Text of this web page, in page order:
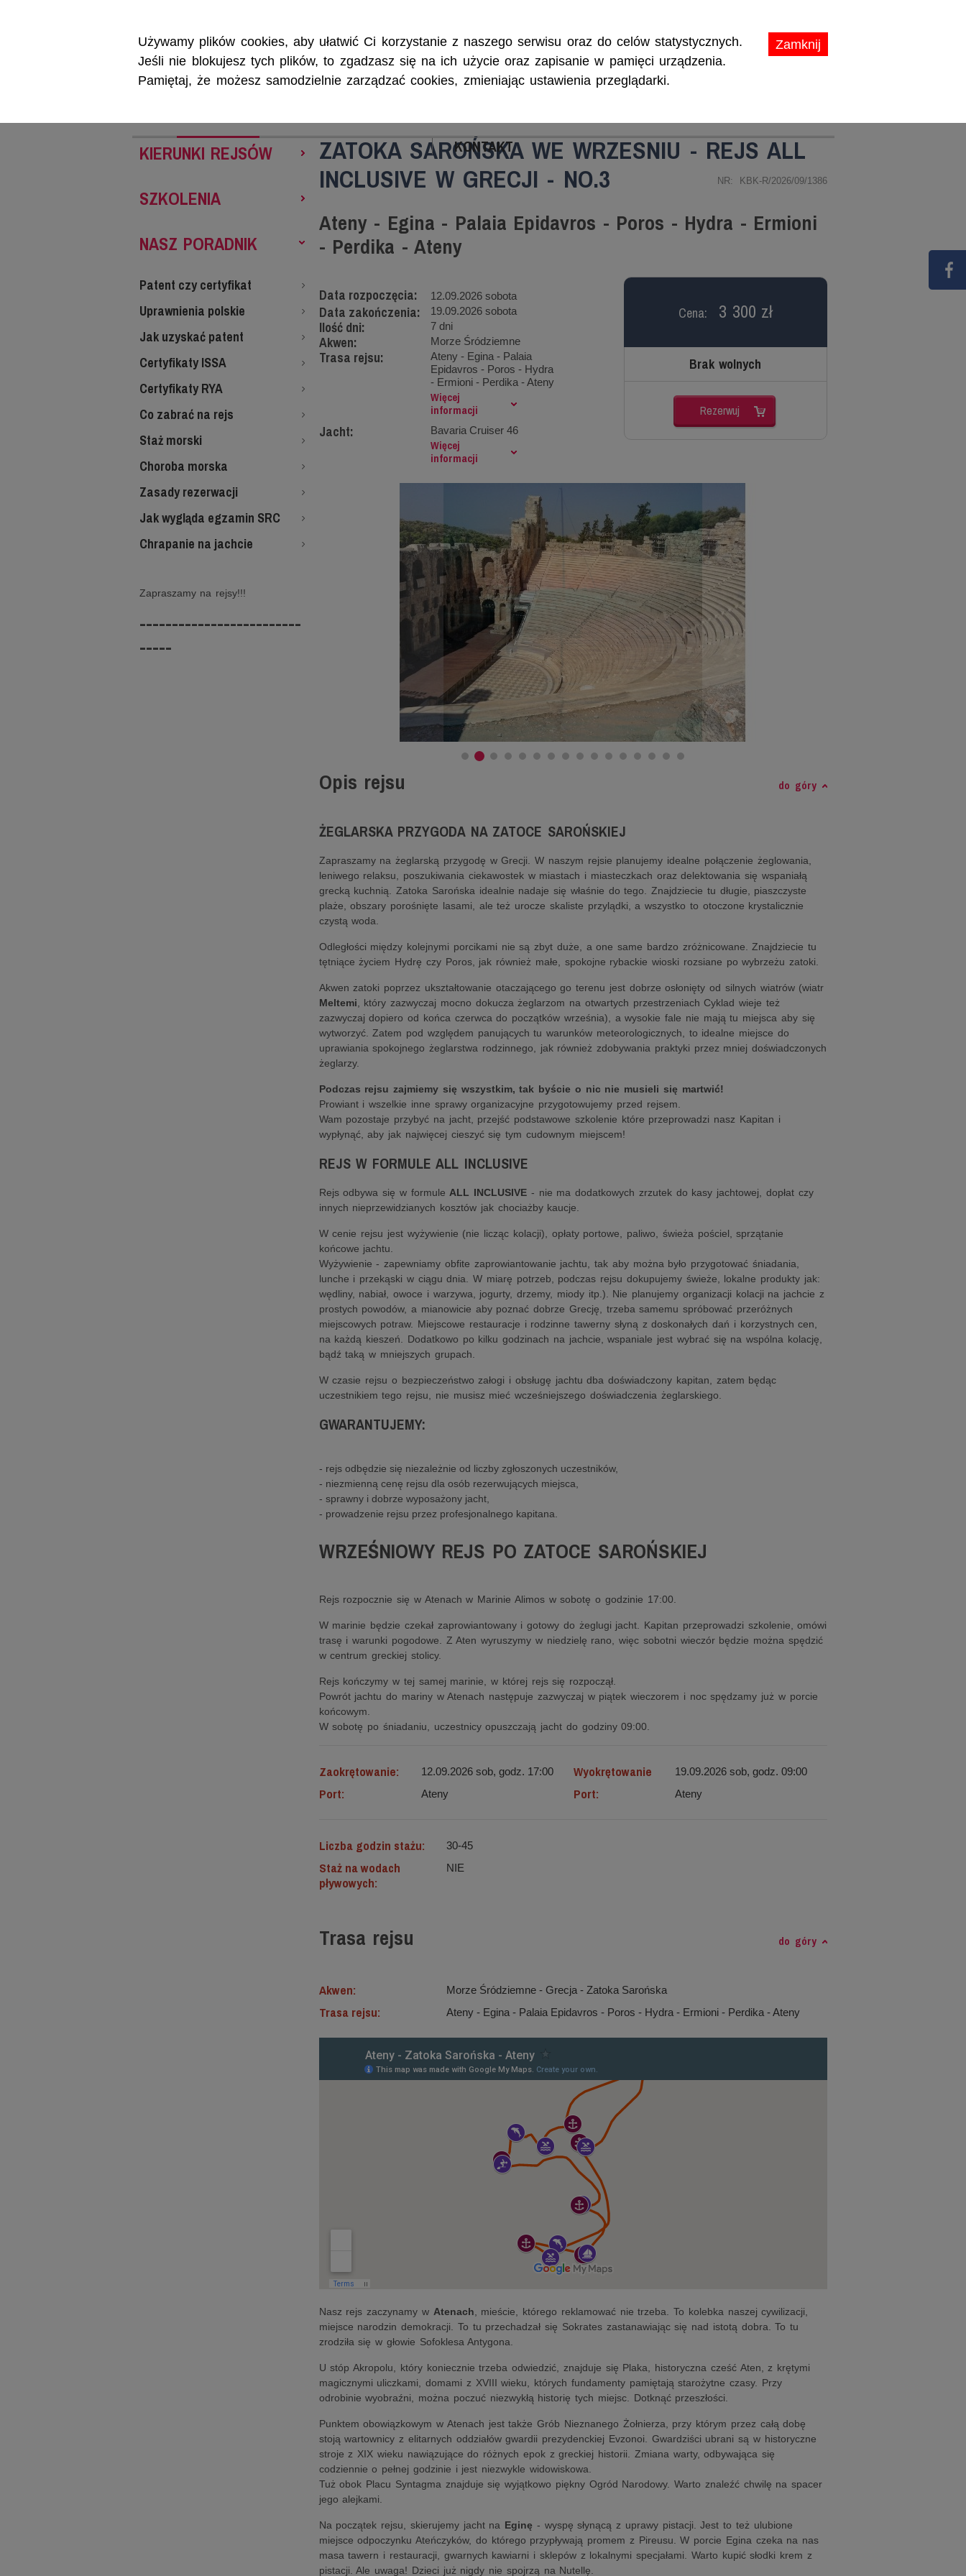
Zamknij
Używamy plików cookies, aby ułatwić Ci korzystanie z naszego serwisu oraz do celów statystycznych.
Jeśli nie blokujesz tych plików, to zgadzasz się na ich użycie oraz zapisanie w pamięci urządzenia.
Pamiętaj, że możesz samodzielnie zarządzać cookies, zmieniając ustawienia przeglądarki.
KONTAKT
Rejsy morskie i śródlądowe, szkolenia żeglarskie, patenty i certyfikaty.
ZATOKA SAROŃSKA WE WRZESNIU - REJS ALL
INCLUSIVE W GRECJI - NO.3
NR: KBK-R/2026/09/1386
Ateny - Egina - Palaia Epidavros - Poros - Hydra - Ermioni
- Perdika - Ateny
Data rozpoczęcia: 12.09.2026 sobota
Data zakończenia: 19.09.2026 sobota
Ilość dni: 7 dni
Akwen: Morze Śródziemne
Trasa rejsu:
Ateny - Egina - Palaia
Epidavros - Poros - Hydra
- Ermioni - Perdika - Ateny
Więcej
informacji
Jacht: Bavaria Cruiser 46
Więcej
informacji
Cena: 3 300 zł
Brak wolnych
Rezerwuj
Opis rejsu do góry
ŻEGLARSKA PRZYGODA NA ZATOCE SAROŃSKIEJ
Zapraszamy na żeglarską przygodę w Grecji. W naszym rejsie planujemy idealne połączenie żeglowania,
leniwego relaksu, poszukiwania ciekawostek w miastach i miasteczkach oraz delektowania się wspaniałą
grecką kuchnią. Zatoka Sarońska idealnie nadaje się właśnie do tego. Znajdziecie tu długie, piaszczyste
plaże, obszary porośnięte lasami, ale też urocze skaliste przylądki, a wszystko to otoczone krystalicznie
czystą woda.
Odległości między kolejnymi porcikami nie są zbyt duże, a one same bardzo zróżnicowane. Znajdziecie tu
tętniące życiem Hydrę czy Poros, jak również małe, spokojne rybackie wioski rozsiane po wybrzeżu zatoki.
Akwen zatoki poprzez ukształtowanie otaczającego go terenu jest dobrze osłonięty od silnych wiatrów (wiatr
Meltemi , który zazwyczaj mocno dokucza żeglarzom na otwartych przestrzeniach Cyklad wieje też
zazwyczaj dopiero od końca czerwca do początków września), a wysokie fale nie mają tu miejsca aby się
wytworzyć. Zatem pod względem panujących tu warunków meteorologicznych, to idealne miejsce do
uprawiania spokojnego żeglarstwa rodzinnego, jak również zdobywania praktyki przez mniej doświadczonych
żeglarzy.
Podczas rejsu zajmiemy się wszystkim, tak byście o nic nie musieli się martwić!
Prowiant i wszelkie inne sprawy organizacyjne przygotowujemy przed rejsem.
Wam pozostaje przybyć na jacht, przejść podstawowe szkolenie które przeprowadzi nasz Kapitan i
wypłynąć, aby jak najwięcej cieszyć się tym cudownym miejscem!
REJS W FORMULE ALL INCLUSIVE
Rejs odbywa się w formule ALL INCLUSIVE - nie ma dodatkowych zrzutek do kasy jachtowej, dopłat czy
innych nieprzewidzianych kosztów jak chociażby kaucje.
W cenie rejsu jest wyżywienie (nie licząc kolacji), opłaty portowe, paliwo, świeża pościel, sprzątanie
końcowe jachtu.
Wyżywienie - zapewniamy obfite zaprowiantowanie jachtu, tak aby można było przygotować śniadania,
lunche i przekąski w ciągu dnia. W miarę potrzeb, podczas rejsu dokupujemy świeże, lokalne produkty jak:
wędliny, nabiał, owoce i warzywa, jogurty, drzemy, miody itp.). Nie planujemy organizacji kolacji na jachcie z
prostych powodów, a mianowicie aby poznać dobrze Grecję, trzeba samemu spróbować przeróżnych
miejscowych potraw. Miejscowe restauracje i rodzinne tawerny słyną z doskonałych dań i korzystnych cen,
na każdą kieszeń. Dodatkowo po kilku godzinach na jachcie, wspaniale jest wybrać się na wspólna kolację,
bądź taką w mniejszych grupach.
W czasie rejsu o bezpieczeństwo załogi i obsługę jachtu dba doświadczony kapitan, zatem będąc
uczestnikiem tego rejsu, nie musisz mieć wcześniejszego doświadczenia żeglarskiego.
GWARANTUJEMY:
- rejs odbędzie się niezależnie od liczby zgłoszonych uczestników,
- niezmienną cenę rejsu dla osób rezerwujących miejsca,
- sprawny i dobrze wyposażony jacht,
- prowadzenie rejsu przez profesjonalnego kapitana.
WRZEŚNIOWY REJS PO ZATOCE SAROŃSKIEJ
Rejs rozpocznie się w Atenach w Marinie Alimos w sobotę o godzinie 17:00.
W marinie będzie czekał zaprowiantowany i gotowy do żeglugi jacht. Kapitan przeprowadzi szkolenie, omówi
trasę i warunki pogodowe. Z Aten wyruszymy w niedzielę rano, więc sobotni wieczór będzie można spędzić
w centrum greckiej stolicy.
Rejs kończymy w tej samej marinie, w której rejs się rozpoczął.
Powrót jachtu do mariny w Atenach następuje zazwyczaj w piątek wieczorem i noc spędzamy już w porcie
końcowym.
W sobotę po śniadaniu, uczestnicy opuszczają jacht do godziny 09:00.
Zaokrętowanie: 12.09.2026 sob, godz. 17:00 Wyokrętowanie 19.09.2026 sob, godz. 09:00
Port: Ateny Port: Ateny
Liczba godzin stażu: 30-45
Staż na wodach
pływowych:
NIE
Trasa rejsu do góry
Akwen: Morze Śródziemne ‐ Grecja - Zatoka Sarońska
Trasa rejsu: Ateny - Egina - Palaia Epidavros - Poros - Hydra - Ermioni - Perdika - Ateny
Nasz rejs zaczynamy w Atenach , mieście, którego reklamować nie trzeba. To kolebka naszej cywilizacji,
miejsce narodzin demokracji. To tu przechadzał się Sokrates zastanawiając się nad istotą dobra. To tu
zrodziła się w głowie Sofoklesa Antygona.
U stóp Akropolu, który koniecznie trzeba odwiedzić, znajduje się Plaka, historyczna cześć Aten, z krętymi
magicznymi uliczkami, domami z XVIII wieku, których fundamenty pamiętają starożytne czasy. Przy
odrobinie wyobraźni, można poczuć niezwykłą historię tych miejsc. Dotknąć przeszłości.
Punktem obowiązkowym w Atenach jest także Grób Nieznanego Żołnierza, przy którym przez całą dobę
stoją wartownicy z elitarnych oddziałów gwardii prezydenckiej Evzonoi. Gwardziści ubrani są w historyczne
stroje z XIX wieku nawiązujące do różnych epok z greckiej historii. Zmiana warty, odbywająca się
codziennie o pełnej godzinie i jest niezwykle widowiskowa.
Tuż obok Placu Syntagma znajduje się wyjątkowo piękny Ogród Narodowy. Warto znaleźć chwilę na spacer
jego alejkami.
Na początek rejsu, skierujemy jacht na Eginę - wyspę słynącą z uprawy pistacji. Jest to też ulubione
miejsce odpoczynku Ateńczyków, do którego przypływają promem z Pireusu. W porcie Egina czeka na nas
masa tawern i restauracji, gwarnych kawiarni i sklepów z lokalnymi specjałami. Warto kupić słodki krem z
pistacji. Ale uwaga! Dzieci już nigdy nie spojrzą na Nutellę.
KIERUNKI REJSÓW
SZKOLENIA
NASZ PORADNIK
Patent czy certyfikat
Uprawnienia polskie
Jak uzyskać patent
Certyfikaty ISSA
Certyfikaty RYA
Co zabrać na rejs
Staż morski
Choroba morska
Zasady rezerwacji
Jak wygląda egzamin SRC
Chrapanie na jachcie
Zapraszamy na rejsy!!!
-------------------------
-----